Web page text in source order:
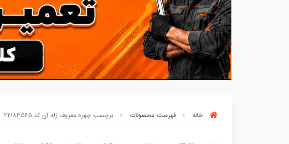
خانه فهرست محصولات برچسب چهره معروف ژله ای کد 22183565